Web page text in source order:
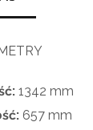
1342 mm
657 mm